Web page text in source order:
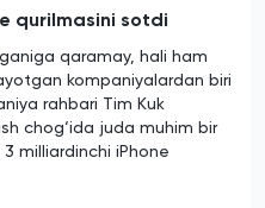
qurilmasini sotdi
qaramay, hali ham
kompaniyalardan biri
rahbari Tim Kuk
chog‘ida juda muhim bir
milliardinchi iPhone